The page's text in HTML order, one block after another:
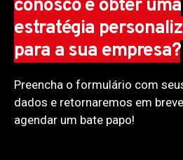
conosco e obter uma
estratégia
para a sua empresa?
Preencha o formulário com
dados e retornaremos em
agendar um bate papo!